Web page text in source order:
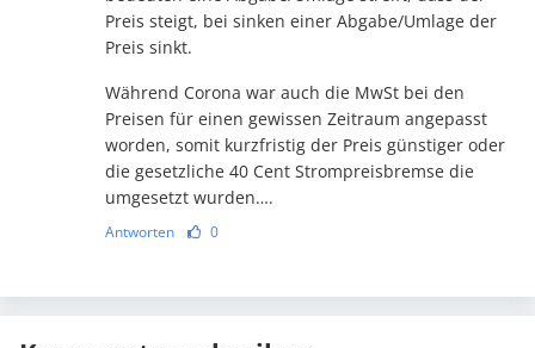
Preis steigt, bei sinken einer Abgabe/Umlage der
Preis sinkt.
Während Corona war auch die MwSt bei den
Preisen für einen gewissen Zeitraum angepasst
worden, somit kurzfristig der Preis günstiger oder
die gesetzliche 40 Cent Strompreisbremse die
umgesetzt wurden….
Antworten 0